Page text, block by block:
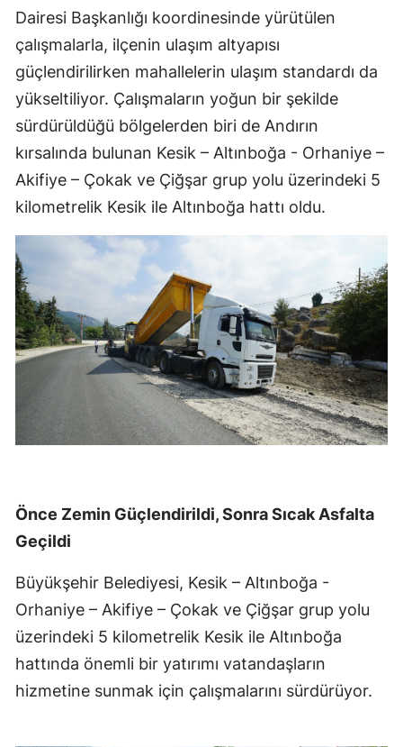
Dairesi Başkanlığı koordinesinde yürütülen
çalışmalarla, ilçenin ulaşım altyapısı
güçlendirilirken mahallelerin ulaşım standardı da
yükseltiliyor. Çalışmaların yoğun bir şekilde
sürdürüldüğü bölgelerden biri de Andırın
kırsalında bulunan Kesik – Altınboğa - Orhaniye –
Akifiye – Çokak ve Çiğşar grup yolu üzerindeki 5
kilometrelik Kesik ile Altınboğa hattı oldu.
Önce Zemin Güçlendirildi, Sonra Sıcak Asfalta
Geçildi
Büyükşehir Belediyesi, Kesik – Altınboğa -
Orhaniye – Akifiye – Çokak ve Çiğşar grup yolu
üzerindeki 5 kilometrelik Kesik ile Altınboğa
hattında önemli bir yatırımı vatandaşların
hizmetine sunmak için çalışmalarını sürdürüyor.